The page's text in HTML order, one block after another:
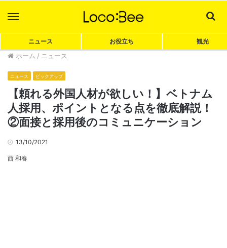
ニュース お役立ち 観光
ホーム / ニュース
ニュース ピックアップ
【頼れる外国人材が欲しい！】ベトナム
人採用、ポイントとなる点を徹底解説！
②面接と採用後のコミュニケーション
13/10/2021
西 和春